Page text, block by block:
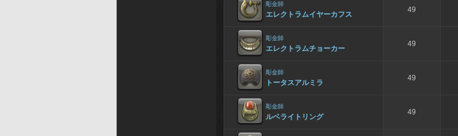
彫金師
エレクトラムイヤーカフス
49
彫金師
エレクトラムチョーカー
49
彫金師
トータスアルミラ
49
彫金師
ルベライトリング
49